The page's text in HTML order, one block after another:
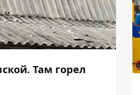
Там горел